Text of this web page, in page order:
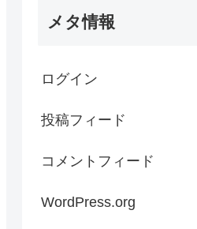
メタ情報
ログイン
投稿フィード
コメントフィード
WordPress.org